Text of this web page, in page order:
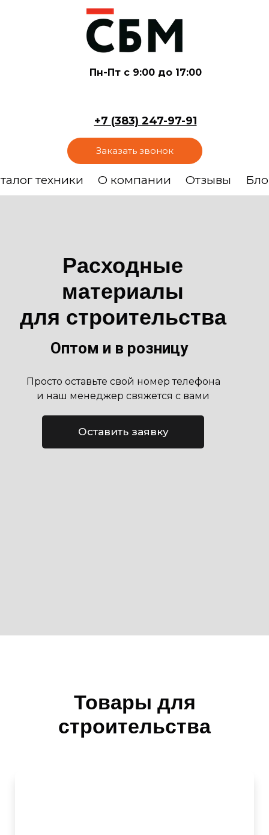
Пн-Пт с 9:00 до 17:00
+7 (383) 247-97-91
Заказать звонок
техники О компании Отзывы
Оставить заявку
Оптом и в розницу
Расходные
материалы
для строительства
Просто оставьте свой номер телефона
и наш менеджер свяжется с вами
Товары для
строительства